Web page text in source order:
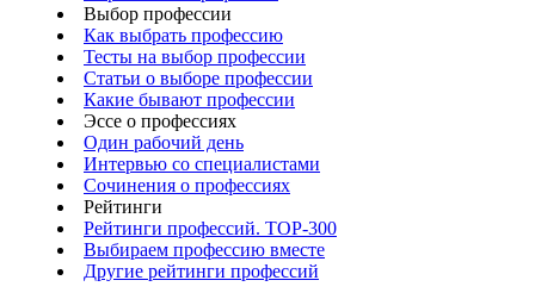
Выбор профессии
Как выбрать профессию
Тесты на выбор профессии
Статьи о выборе профессии
Какие бывают профессии
Эссе о профессиях
Один рабочий день
Интервью со специалистами
Сочинения о профессиях
Рейтинги
Рейтинги профессий. TOP-300
Выбираем профессию вместе
Другие рейтинги профессий